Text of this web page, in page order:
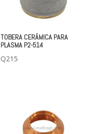
TOBERA CERÁMICA PARA
PLASMA P2-514
Q215